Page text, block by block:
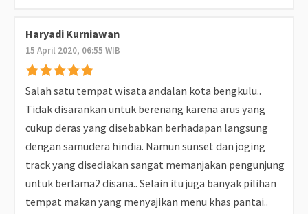
Haryadi Kurniawan
15 April 2020, 06:55 WIB
Salah satu tempat wisata andalan kota bengkulu..
Tidak disarankan untuk berenang karena arus yang
cukup deras yang disebabkan berhadapan langsung
dengan samudera hindia. Namun sunset dan joging
track yang disediakan sangat memanjakan pengunjung
untuk berlama2 disana.. Selain itu juga banyak pilihan
tempat makan yang menyajikan menu khas pantai..